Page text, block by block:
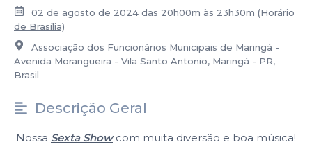
02 de agosto de 2024 das 20h00m às 23h30m (Horário
de Brasília)
Associação dos Funcionários Municipais de Maringá -
Avenida Morangueira - Vila Santo Antonio, Maringá - PR,
Brasil
Descrição Geral
Nossa Sexta Showcom muita diversão e boa música!